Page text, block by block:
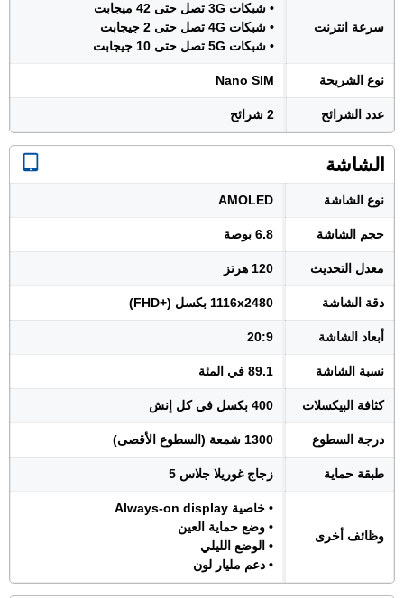
سرعة انترنت
• شبكات 3G تصل حتى 42 ميجابت
• شبكات 4G تصل حتى 2 جيجابت
• شبكات 5G تصل حتى 10 جيجابت
نوع الشريحة Nano SIM
عدد الشرائح 2 شرائح
الشاشة
نوع الشاشة AMOLED
حجم الشاشة 6.8 بوصة
معدل التحديث 120 هرتز
دقة الشاشة 1116x2480 بكسل (+FHD)
أبعاد الشاشة 20:9
نسبة الشاشة 89.1 في المئة
كثافة البيكسلات 400 بكسل في كل إنش
درجة السطوع 1300 شمعة (السطوع الأقصى)
طبقة حماية زجاج غوريلا جلاس 5
وظائف أخرى
• خاصية Always-on display
• وضع حماية العين
• الوضع الليلي
• دعم مليار لون